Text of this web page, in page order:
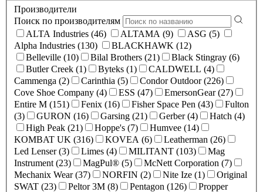
Производители
Поиск по производителям
ALTA Industries (46)
ALTAMA (9)
ASG (5)
Alpha Industries (130)
BLACKHAWK (12)
Belleville (10)
Bilal Brothers (21)
Black Stingray (6)
Butler Creek (1)
Byteks (1)
CALDWELL (4)
Cammenga (2)
Carinthia (5)
Condor Outdoor (226)
Cove Shoe Company (4)
ESS (47)
EmersonGear (27)
Entire M (151)
Fenix (16) Fisher Space Pen (43)
Fulton
(3)
GURON (16) Garsing (21) Gerber (4)
Hatch (4)
High Peak (21)
Hoppe's (7)
Humvee (14)
KOMBAT UK (316)
KOVEA (6)
Leatherman (26)
Led Lenser (3)
Limes (4) MILITANT (103)
Mag
Instrument (23)
MagPul® (5)
McNett Corporation (7)
Mechanix Wear (37)
NORFIN (2) Nite Ize (1)
Original
SWAT (23)
Peltor 3M (8) Pentagon (126)
Propper